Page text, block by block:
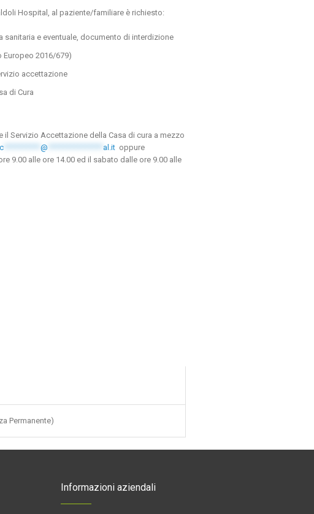
Hospital, al paziente/familiare è richiesto:
e eventuale, documento di interdizione
2016/679)
accettazione
di Cura
Servizio Accettazione della Casa di cura a mezzo
**********@ al.it oppure
9.00 alle ore 14.00 ed il sabato dalle ore 9.00 alle
Permanente)
Informazioni aziendali